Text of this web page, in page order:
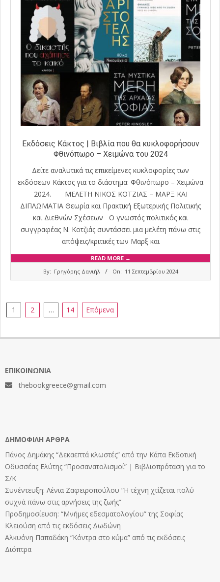
Εκδόσεις Κάκτος | Βιβλία που θα κυκλοφορήσουν
Φθινόπωρο – Χειμώνα του 2024
Δείτε αναλυτικά τις επικείμενες κυκλοφορίες των
εκδόσεων Κάκτος για το διάστημα: Φθινόπωρο – Χειμώνα
2024. ΜΕΛΕΤΗ ΝΙΚΟΣ ΚΟΤΖΙΑΣ – ΜΑΡΞ ΚΑΙ
ΔΙΠΛΩΜΑΤΙΑ Θεωρία και Πρακτική Εξωτερικής Πολιτικής
και Διεθνών Σχέσεων Ο γνωστός πολιτικός και
συγγραφέας Ν. Κοτζιάς συντάσσει μια μελέτη πάνω στις
απόψεις/κριτικές των Μαρξ και
READ MORE →
By: Γρηγόρης Δανιήλ On: 11 Σεπτεμβρίου 2024
Σελιδοποίηση
1 2 … 14 Επόμενα
ΕΠΙΚΟΙΝΩΝΊΑ
thebookgreece@gmail.com
ΔΗΜΟΦΙΛΉ ΆΡΘΡΑ
Πάνος Δημάκης “Δεκαεπτά κλωστές” από την Κάπα Εκδοτική
Οδυσσέας Ελύτης “Προσανατολισμοί” | Βιβλιοπρόταση για το
Σ/Κ
Συνέντευξη: Λένια Ζαφειροπούλου “Η τέχνη χτίζεται πολύ
συχνά πάνω στις αρνήσεις της ζωής”
Προδημοσίευση: “Μνήμες εδεσματολογίου” της Σοφίας
Κλειούση από τις εκδόσεις Δωδώνη
Αλκυόνη Παπαδάκη “Κόντρα στο κύμα” από τις εκδόσεις
Διόπτρα